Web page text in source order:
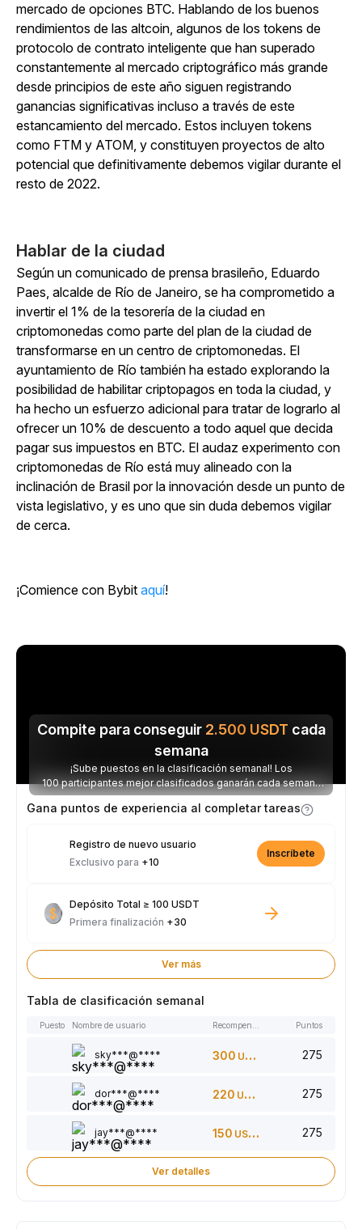
mercado de opciones BTC. Hablando de los buenos
rendimientos de las altcoin, algunos de los tokens de
protocolo de contrato inteligente que han superado
constantemente al mercado criptográfico más grande
desde principios de este año siguen registrando
ganancias significativas incluso a través de este
estancamiento del mercado. Estos incluyen tokens
como FTM y ATOM, y constituyen proyectos de alto
potencial que definitivamente debemos vigilar durante el
resto de 2022.
Hablar de la ciudad
Según un comunicado de prensa brasileño, Eduardo
Paes, alcalde de Río de Janeiro, se ha comprometido a
invertir el 1% de la tesorería de la ciudad en
criptomonedas como parte del plan de la ciudad de
transformarse en un centro de criptomonedas. El
ayuntamiento de Río también ha estado explorando la
posibilidad de habilitar criptopagos en toda la ciudad, y
ha hecho un esfuerzo adicional para tratar de lograrlo al
ofrecer un 10% de descuento a todo aquel que decida
pagar sus impuestos en BTC. El audaz experimento con
criptomonedas de Río está muy alineado con la
inclinación de Brasil por la innovación desde un punto de
vista legislativo, y es uno que sin duda debemos vigilar
de cerca.
¡Comience con Bybit aquí!
Compite para conseguir 2.500 USDT cada
semana
¡Sube puestos en la clasificación semanal! Los
100 participantes mejor clasificados ganarán cada semana
parte de los 2.500 USDT disponibles.
Gana puntos de experiencia al completar tareas
Registro de nuevo usuario
Exclusivo para +10
Inscríbete
Depósito Total ≥ 100 USDT
Primera finalización +30
Ver más
Tabla de clasificación semanal
Puesto Nombre de usuario Puntos
sky***@**** 300 USDT 275
dor***@**** 220 USDT 275
jay***@**** 150 USDT 275
Ver detalles